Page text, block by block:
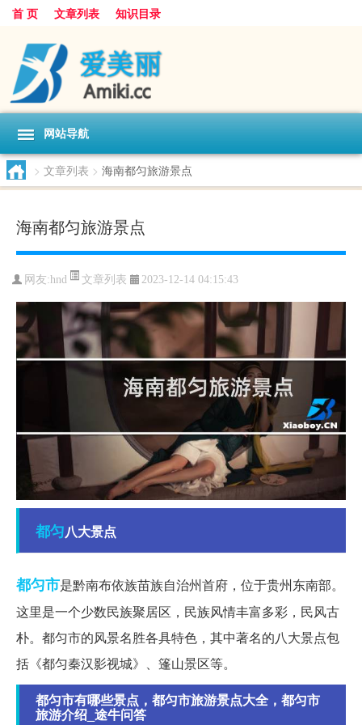
首 页 文章列表 知识目录
网站导航
> 文章列表 > 海南都匀旅游景点
海南都匀旅游景点
网友:hnd 文章列表 2023-12-14 04:15:43
都匀八大景点
都匀市是黔南布依族苗族自治州首府，位于贵州东南部。
这里是一个少数民族聚居区，民族风情丰富多彩，民风古
朴。都匀市的风景名胜各具特色，其中著名的八大景点包
括《都匀秦汉影视城》、篷山景区等。
都匀市有哪些景点，都匀市旅游景点大全，都匀市
旅游介绍_途牛问答